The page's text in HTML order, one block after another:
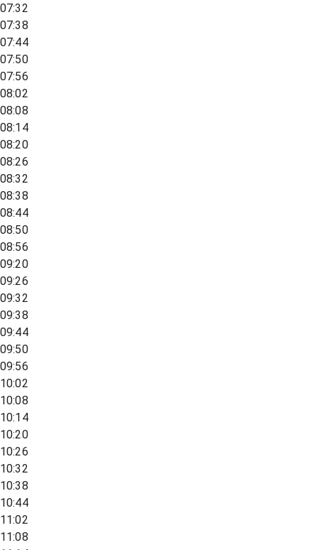
07:32
07:38
07:44
07:50
07:56
08:02
08:08
08:14
08:20
08:26
08:32
08:38
08:44
08:50
08:56
09:20
09:26
09:32
09:38
09:44
09:50
09:56
10:02
10:08
10:14
10:20
10:26
10:32
10:38
10:44
11:02
11:08